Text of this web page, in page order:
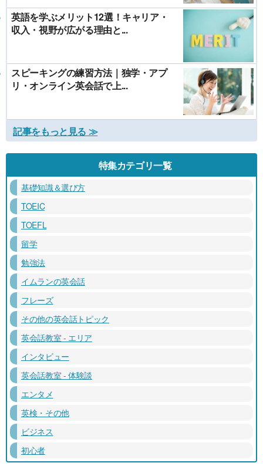
英語を学ぶメリット12選！キャリア・
収入・視野が広がる理由と...
スピーキングの練習方法｜独学・アプ
リ・オンライン英会話で上...
記事をもっと見る ≫
特集カテゴリ一覧
基礎知識＆選び方
TOEIC
TOEFL
留学
勉強法
イムランの英会話
フレーズ
その他の英会話トピック
英会話教室 - エリア
インタビュー
英会話教室 - 体験談
エンタメ
英検・その他
ビジネス
初心者